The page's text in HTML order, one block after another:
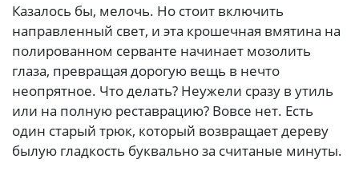
Казалось бы, мелочь. Но стоит включить
направленный свет, и эта крошечная вмятина на
полированном серванте начинает мозолить
глаза, превращая дорогую вещь в нечто
неопрятное. Что делать? Неужели сразу в утиль
или на полную реставрацию? Вовсе нет. Есть
один старый трюк, который возвращает дереву
былую гладкость буквально за считаные минуты.